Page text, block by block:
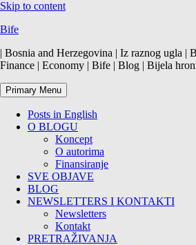
Skip to content
Bife
| Bosnia and Herzegovina | Iz raznog ugla |
Finance | Economy | Bife | Blog | Bijela
Primary Menu
Posts in English
O BLOGU
Koncept
O autorima
Finansiranje
SVE OBJAVE
BLOG
NEWSLETTERS I KONTAKTI
Newsletters
Kontakt
PRETRAŽIVANJA